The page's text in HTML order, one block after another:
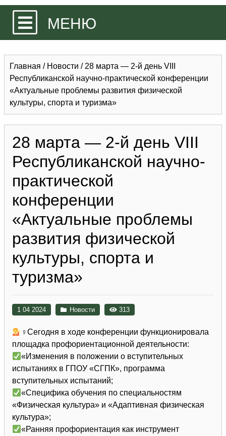
МЕНЮ
Главная / Новости / 28 марта — 2-й день VIII
Республиканской научно-практической конференции
«Актуальные проблемы развития физической
культуры, спорта и туризма»
28 марта — 2-й день VIII
Республиканской научно-
практической
конференции
«Актуальные проблемы
развития физической
культуры, спорта и
туризма»
1 04 2024 Новости 313
‍♀Сегодня в ходе конференции функционировала
площадка профориентационной деятельности:
«Изменения в положении о вступительных
испытаниях в ГПОУ «СГПК», программа
вступительных испытаний;
«Специфика обучения по специальностям
«Физическая культура» и «Адаптивная физическая
культура»;
«Ранняя профориентация как инструмент